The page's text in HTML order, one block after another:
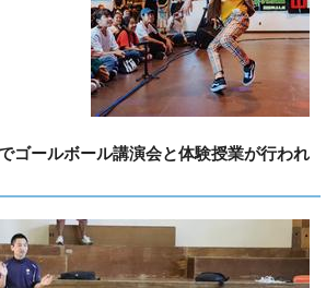
ゴールボール講演会と体験授業が行われ